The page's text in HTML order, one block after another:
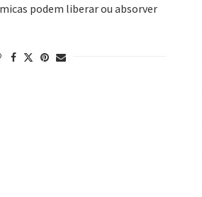
podem liberar ou absorver